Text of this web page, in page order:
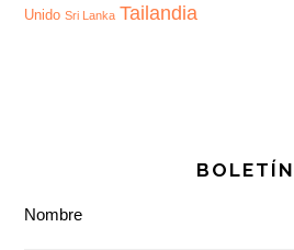
Unido Sri Lanka Tailandia
BOLETÍN
Nombre